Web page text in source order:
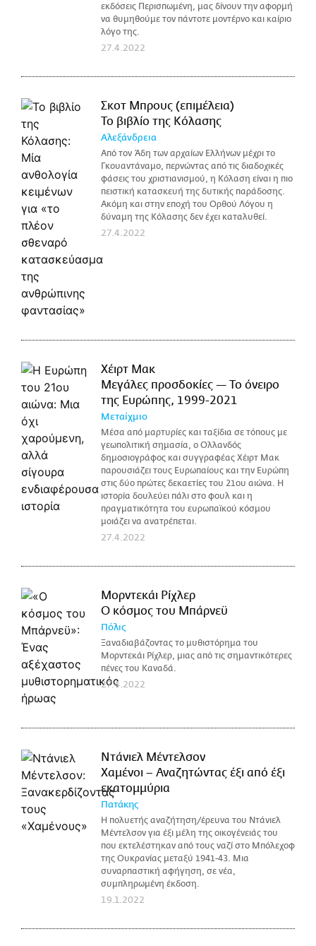
εκδόσεις Περισπωμένη, μας δίνουν την αφορμή
να θυμηθούμε τον πάντοτε μοντέρνο και καίριο
λόγο της.
27.4.2022
Σκοτ Μπρους (επιμέλεια)
Το βιβλίο της Κόλασης
Αλεξάνδρεια
Από τον Άδη των αρχαίων Ελλήνων μέχρι το
Γκουαντάναμο, περνώντας από τις διαδοχικές
φάσεις του χριστιανισμού, η Κόλαση είναι η πιο
πειστική κατασκευή της δυτικής παράδοσης.
Ακόμη και στην εποχή του Ορθού Λόγου η
δύναμη της Κόλασης δεν έχει καταλυθεί.
27.4.2022
Χέιρτ Μακ
Μεγάλες προσδοκίες — Το όνειρο
της Ευρώπης, 1999-2021
Μεταίχμιο
Μέσα από μαρτυρίες και ταξίδια σε τόπους με
γεωπολιτική σημασία, ο Ολλανδός
δημοσιογράφος και συγγραφέας Χέιρτ Μακ
παρουσιάζει τους Ευρωπαίους και την Ευρώπη
στις δύο πρώτες δεκαετίες του 21ου αιώνα. Η
ιστορία δουλεύει πάλι στο φουλ και η
πραγματικότητα του ευρωπαϊκού κόσμου
μοιάζει να ανατρέπεται.
27.4.2022
Μορντεκάι Ρίχλερ
Ο κόσμος του Μπάρνεϋ
Πόλις
Ξαναδιαβάζοντας το μυθιστόρημα του
Μορντεκάι Ρίχλερ, μιας από τις σημαντικότερες
πένες του Καναδά.
27.4.2022
Ντάνιελ Μέντελσον
Χαμένοι – Αναζητώντας έξι από έξι
εκατομμύρια
Πατάκης
Η πολυετής αναζήτηση/έρευνα του Ντάνιελ
Μέντελσον για έξι μέλη της οικογένειάς του
που εκτελέστηκαν από τους ναζί στο Μπόλεχοφ
της Ουκρανίας μεταξύ 1941-43. Μια
συναρπαστική αφήγηση, σε νέα,
συμπληρωμένη έκδοση.
19.1.2022